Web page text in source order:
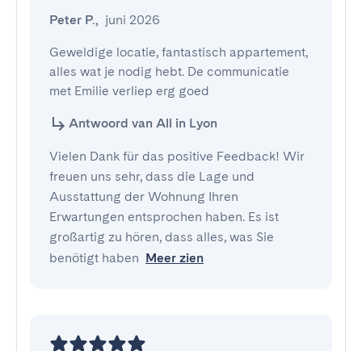
Peter P., juni 2026
Geweldige locatie, fantastisch appartement,
alles wat je nodig hebt. De communicatie
met Emilie verliep erg goed
Antwoord van All in Lyon
Vielen Dank für das positive Feedback! Wir
freuen uns sehr, dass die Lage und
Ausstattung der Wohnung Ihren
Erwartungen entsprochen haben. Es ist
großartig zu hören, dass alles, was Sie
benötigt haben Meer zien